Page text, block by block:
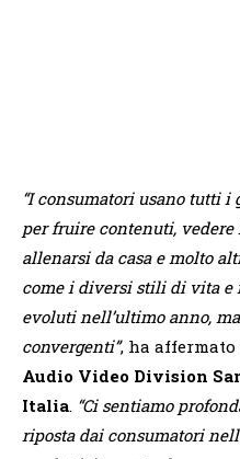
“I consumatori usano tutti
per fruire contenuti, vedere
allenarsi da casa e molto
come i diversi stili di vita e
evoluti nell’ultimo anno,
convergenti”, ha affermato
Audio Video Division
Italia. “Ci sentiamo
riposta dai consumatori